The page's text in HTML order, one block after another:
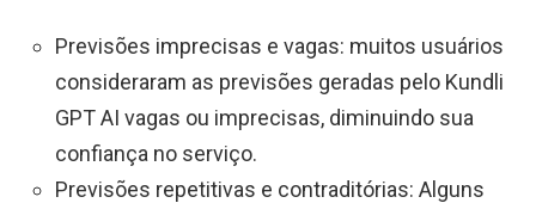
Previsões imprecisas e vagas: muitos usuários
consideraram as previsões geradas pelo Kundli
GPT AI vagas ou imprecisas, diminuindo sua
confiança no serviço.
Previsões repetitivas e contraditórias: Alguns